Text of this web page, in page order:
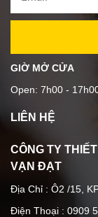
GIỜ MỞ CỬA
Open: 7h00 -
LIÊN HỆ
CÔNG TY
VẠN ĐẠT
Địa Chỉ : Ô2 /15,
Điện Thoại : 0909